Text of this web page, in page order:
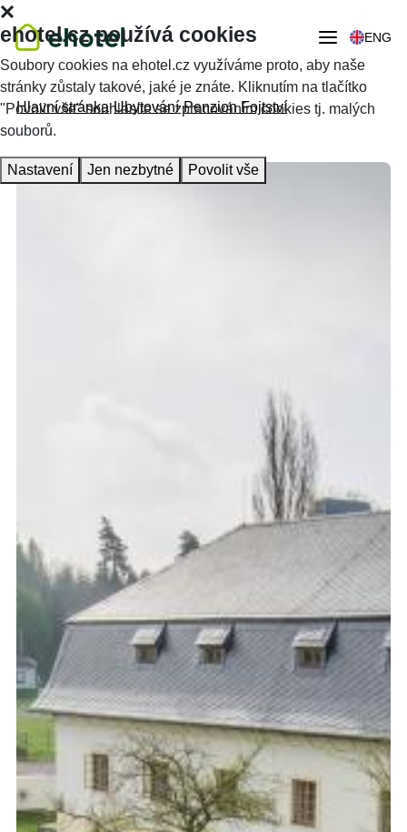
ENG
Hlavní stránka Ubytování Penzion Fojtství
ehotel.cz používá cookies
Soubory cookies na ehotel.cz využíváme proto, aby naše
stránky zůstaly takové, jaké je znáte. Kliknutím na tlačítko
"Povolit vše" souhlasíte se zpracováním cookies tj. malých
souborů.
Nastavení Jen nezbytné Povolit vše